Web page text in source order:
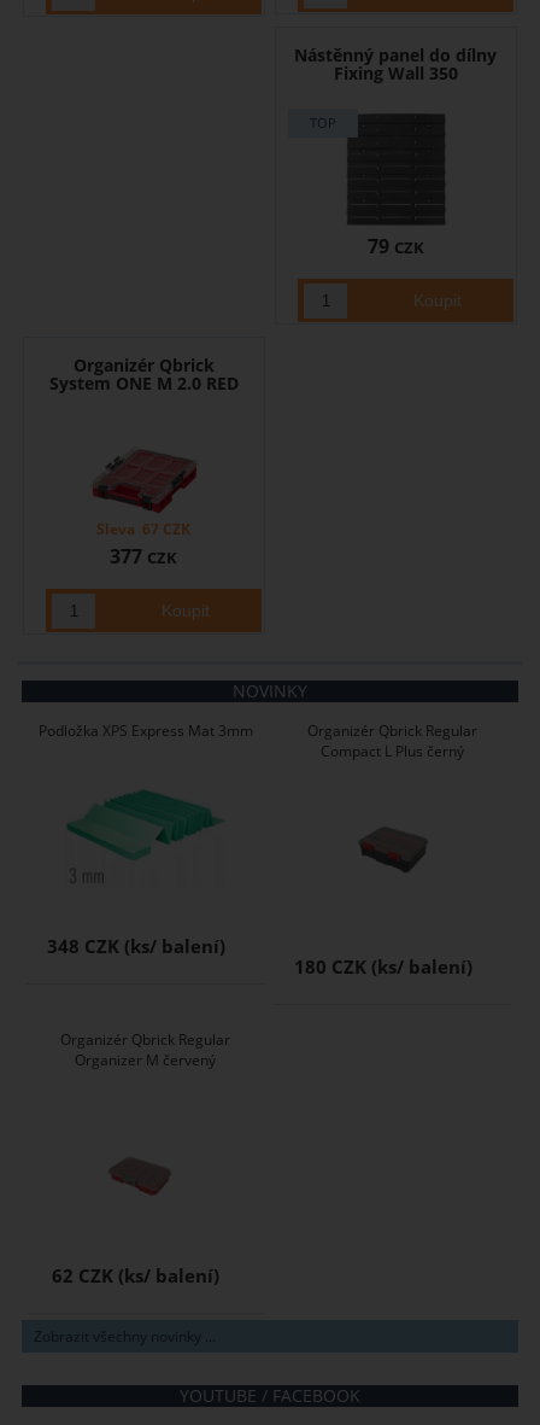
Nástěnný panel do dílny
Fixing Wall 350
79 CZK
Organizér Qbrick
System ONE M 2.0 RED
377 CZK
Sleva 67 CZK
NOVINKY
Podložka XPS Express Mat 3mm
348 CZK
Organizér Qbrick Regular
Compact L Plus černý
180 CZK
Organizér Qbrick Regular
Organizer M červený
62 CZK
Zobrazit všechny novinky ...
YOUTUBE / FACEBOOK